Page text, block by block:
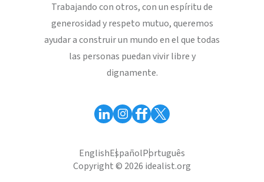
Trabajando con otros, con un espíritu de
generosidad y respeto mutuo, queremos
ayudar a construir un mundo en el que todas
las personas puedan vivir libre y
dignamente.
EnglishEspañolPortuguês
Copyright © 2026 idealist.org